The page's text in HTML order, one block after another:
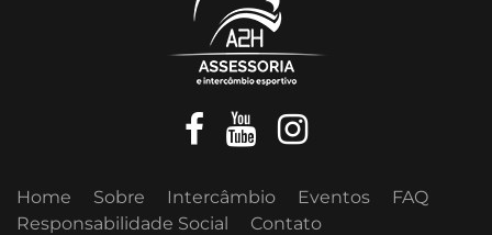
Home Sobre Intercâmbio Eventos
FAQ
Responsabilidade Social
Contato